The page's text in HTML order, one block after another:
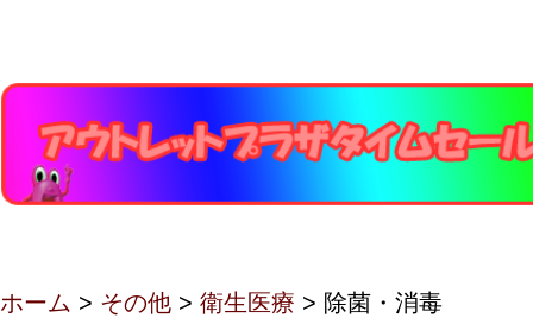
ホーム > その他 > 衛生医療 > 除菌・消毒